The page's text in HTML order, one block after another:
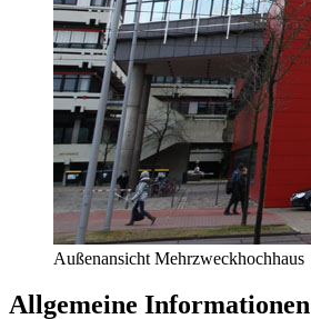
Außenansicht Mehrzweckhochhaus
Allgemeine Informationen